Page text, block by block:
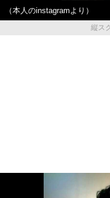
（本人のinstagramより）
縦ス